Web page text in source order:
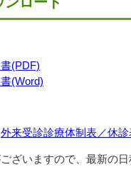
(PDF)
(Word)
外来受診診療体制表／休診
ざいますので、最新の